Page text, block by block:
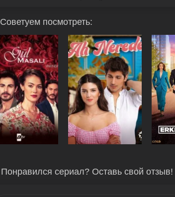
Советуем посмотреть:
Понравился сериал? Оставь свой отзыв!